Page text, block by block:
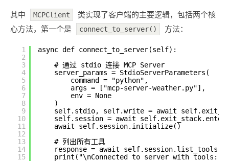
其中 MCPClient
类实现了客户端的主要逻辑，包括两个核
心方法，第一个是
connect_to_server() 方法：
1
2
3
4
5
6
7
8
9
10
11
12
13
14
15
async def connect_to_server(self):
# 通过 stdio 连接 MCP Server
server_params = StdioServerParameters(
command = "python",
args = ["mcp-server-weather.py"],
env = None
)
self.stdio, self.write = await
self.session = await
await self.session.initialize()
# 列出所有工具
response = await self.session.list_tools()
print("\nConnected to server with